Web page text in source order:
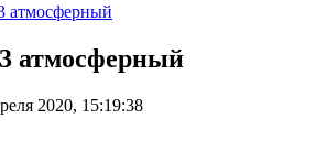
атмосферный
атмосферный
2020, 15:19:38